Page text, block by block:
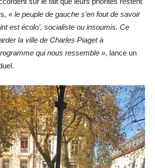
, « le peuple de gauche s’en fout de savoir
est écolo’, socialiste ou insoumis. Ce
la ville de Charles Piaget à
qui nous ressemble », lance un